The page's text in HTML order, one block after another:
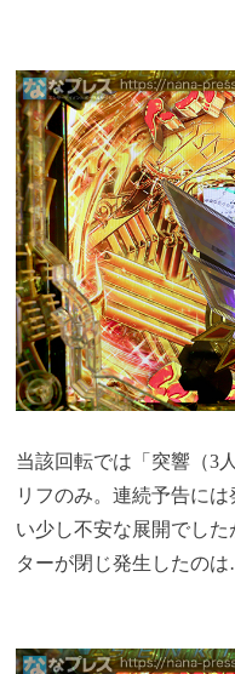
当該回転では「突響（3
リフのみ。連続予告に
い少し不安な展開でし
ターが閉じ発生したの